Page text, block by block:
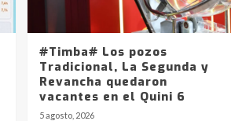
#Timba# Los pozos
Tradicional, La Segunda y
Revancha quedaron
vacantes en el Quini 6
5 agosto, 2026